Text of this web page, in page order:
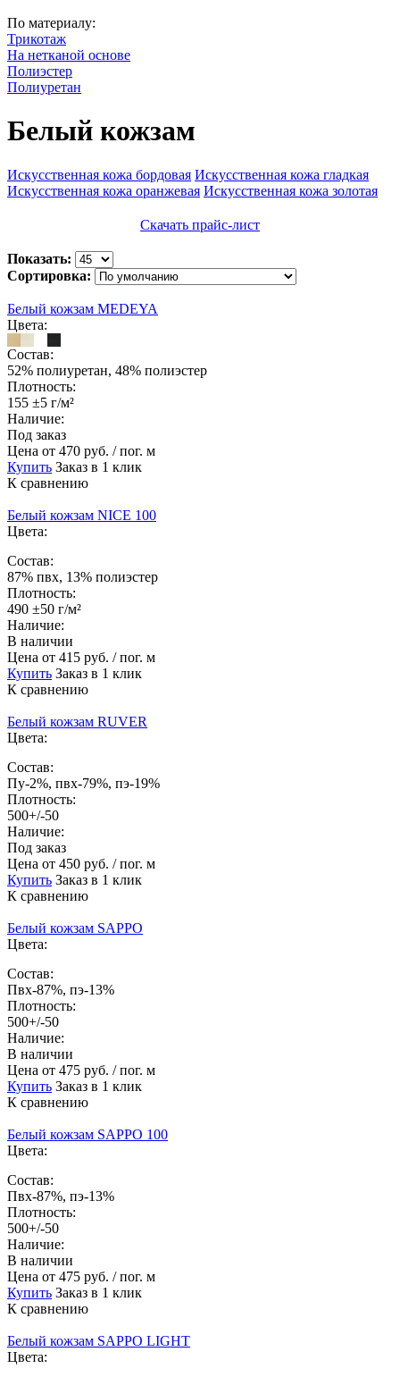
По материалу:
Трикотаж
На нетканой основе
Полиэстер
Полиуретан
Белый кожзам
Искусственная кожа бордовая Искусственная кожа гладкая
Искусственная кожа оранжевая Искусственная кожа золотая
Скачать прайс-лист
Показать:
Сортировка:
Белый кожзам MEDEYA
Цвета:
Состав:
52% полиуретан, 48% полиэстер
Плотность:
155 ±5 г/м²
Наличие:
Под заказ
Цена от 470 руб. / пог. м
Купить Заказ в 1 клик
К сравнению
Белый кожзам NICE 100
Цвета:
Состав:
87% пвх, 13% полиэстер
Плотность:
490 ±50 г/м²
Наличие:
В наличии
Цена от 415 руб. / пог. м
Купить Заказ в 1 клик
К сравнению
Белый кожзам RUVER
Цвета:
Состав:
Пу-2%, пвх-79%, пэ-19%
Плотность:
500+/-50
Наличие:
Под заказ
Цена от 450 руб. / пог. м
Купить Заказ в 1 клик
К сравнению
Белый кожзам SAPPO
Цвета:
Состав:
Пвх-87%, пэ-13%
Плотность:
500+/-50
Наличие:
В наличии
Цена от 475 руб. / пог. м
Купить Заказ в 1 клик
К сравнению
Белый кожзам SAPPO 100
Цвета:
Состав:
Пвх-87%, пэ-13%
Плотность:
500+/-50
Наличие:
В наличии
Цена от 475 руб. / пог. м
Купить Заказ в 1 клик
К сравнению
Белый кожзам SAPPO LIGHT
Цвета: